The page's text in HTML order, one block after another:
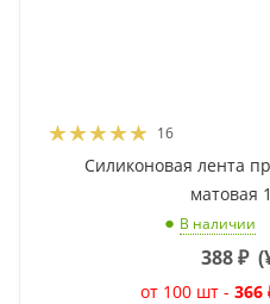
16
Силиконовая лента
матовая
В наличии
388₽ (
от 100 шт - 366